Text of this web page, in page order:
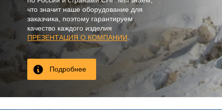
что значит наше оборудование для
заказчика, поэтому гарантируем
качество каждого изделия
ПРЕЗЕНТАЦИЯ О КОМПАНИИ
Подробнее